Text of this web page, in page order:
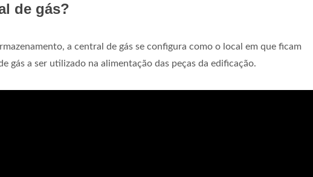
de gás?
a central de gás se configura como o local em que ficam
gás a ser utilizado na alimentação das peças da edificação.